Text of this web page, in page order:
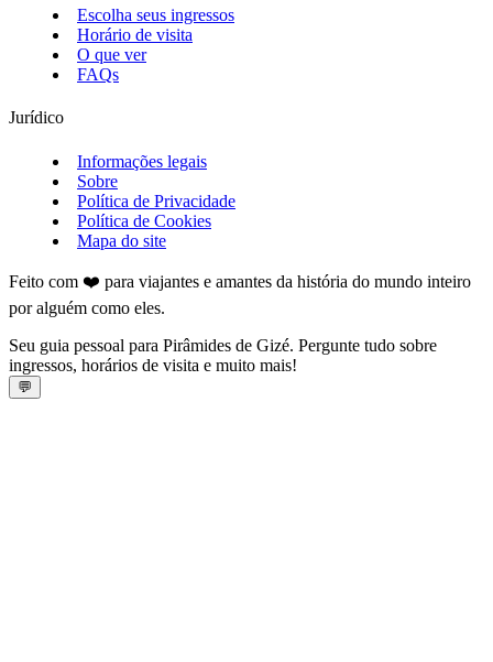
Escolha seus ingressos
Horário de visita
O que ver
FAQs
Jurídico
Informações legais
Sobre
Política de Privacidade
Política de Cookies
Mapa do site
Feito com ❤️ para viajantes e amantes da história do mundo inteiro
por alguém como eles.
Seu guia pessoal para Pirâmides de Gizé. Pergunte tudo sobre
ingressos, horários de visita e muito mais!
💬